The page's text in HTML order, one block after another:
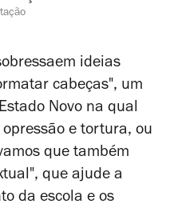
ideias
cabeças", um
Novo na qual
e tortura, ou
que também
que ajude a
da escola e os